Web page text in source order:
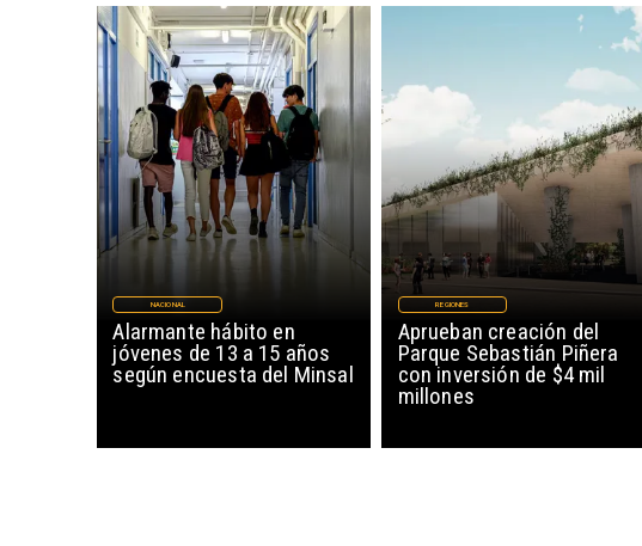
Alarmante hábito en
jóvenes de 13 a 15 años
según encuesta del Minsal
NACIONAL
Aprueban creación del
Parque Sebastián Piñera
con inversión de $4 mil
millones
REGIONES